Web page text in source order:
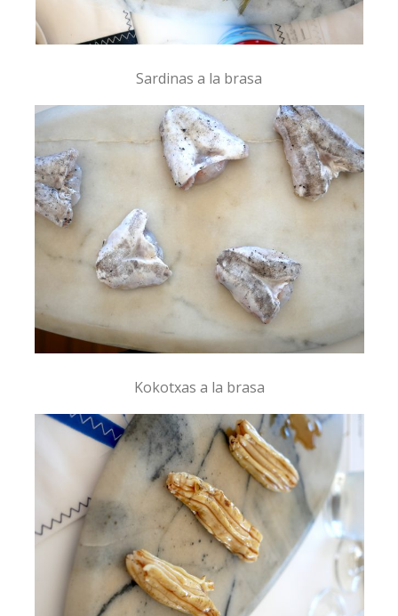
Sardinas a la brasa
Kokotxas a la brasa